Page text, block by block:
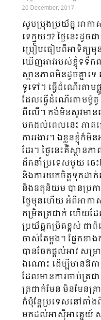
20 December, 2017
សូមប្រុងប្រយ័ត្ន អាក
ទេក្មួយៗ? ថ្ងៃនេះដូចជ
ប្រៀបធៀបពីអាទិត្យ
ឃើញអាវរបស់ខ្ញុំទទឹកព
ស្ថានភាពមិនដូចគ្នាទេ
ទូទៅ។ ធ្វើដំណើរតាម
ដែលធ្វើដំណើរតាមម៉ូតូ
ពីលើ។ កង់មិនសូវមាន
មកដល់ពេលនេះ ភាគច្
ការរងារ។ ឯខ្លួនខ្ញុំក៏មិ
ដែរ។ ថ្ងៃនេះគឺស្ថានភ
ដឹកនាំប្រទេសមួយ ចេ
និងការយកចិត្តទុកដា
និងឧតុនិយម បានប្រកា
ថ្ងៃមុនហើយ អំពីអាក
កម្រិតត្រជាក់ ហើយដែ
ប្រយ័ត្នកម្រិតខ្ពស់ ជ
ចាស់តែម្តង។ ផ្នែកខា
បានចែកផ្តល់អាវ សម្រ
ឯណោះ ដើម្បីមានឱ
ដែលមានការចាប់ត្រជ
ត្រជាក់មែន មិនមែនគ្
ក៏ប៉ុន្តែប្រទេសនៅតាំ
មកដល់អាស៊ីអាគ្នេយ៍